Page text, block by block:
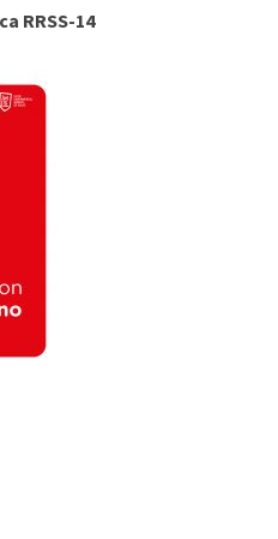
RRSS-14